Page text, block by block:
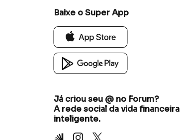
Baixe o Super App
Já criou seu @ no Forum?
A rede social da vida financeira
inteligente.
Inter Instagram
X